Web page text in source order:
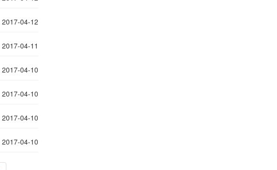
2017-04-12
2017-04-11
2017-04-10
2017-04-10
2017-04-10
2017-04-10